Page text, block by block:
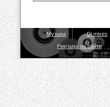
Музыка Dj mixes
Реклама на сайте